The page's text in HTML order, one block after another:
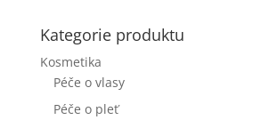
Kategorie produktu
Kosmetika
Péče o vlasy
Péče o pleť